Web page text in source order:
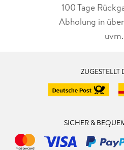
100 Tage
Abholung in
uvm.
ZUGESTELLT
SICHER &